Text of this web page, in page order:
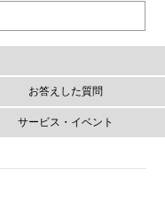
お答えした質問
サービス・イベント